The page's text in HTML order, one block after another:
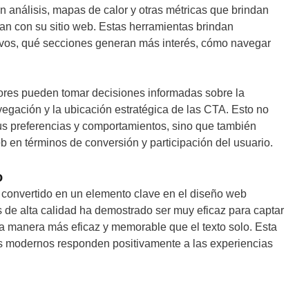
mapas de calor y otras métricas que brindan
con su sitio web. Estas herramientas brindan
qué secciones generan más interés, cómo navegar
pueden tomar decisiones informadas sobre la
y la ubicación estratégica de las CTA. Esto no
preferencias y comportamientos, sino que también
en términos de conversión y participación del usuario.
en un elemento clave en el diseño web
alta calidad ha demostrado ser muy eficaz para captar
más eficaz y memorable que el texto solo. Esta
responden positivamente a las experiencias